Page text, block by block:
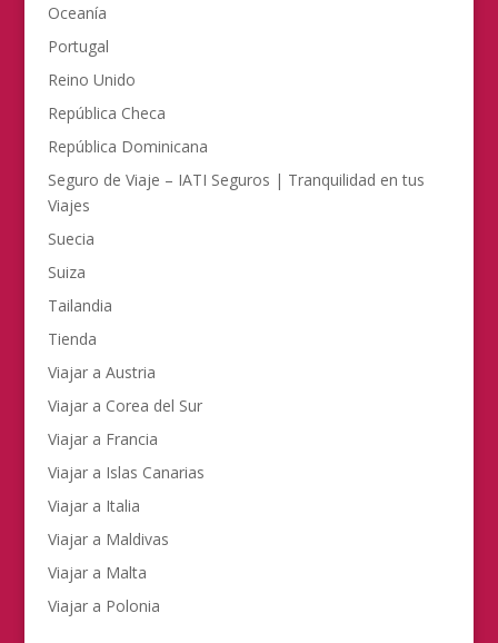
Oceanía
Portugal
Reino Unido
República Checa
República Dominicana
Seguro de Viaje – IATI Seguros | Tranquilidad en tus
Viajes
Suecia
Suiza
Tailandia
Tienda
Viajar a Austria
Viajar a Corea del Sur
Viajar a Francia
Viajar a Islas Canarias
Viajar a Italia
Viajar a Maldivas
Viajar a Malta
Viajar a Polonia